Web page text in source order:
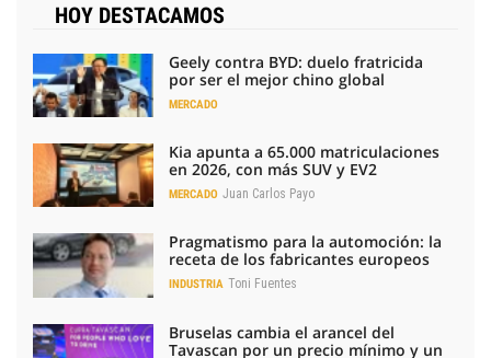
HOY DESTACAMOS
Geely contra BYD: duelo fratricida
por ser el mejor chino global
MERCADO
Kia apunta a 65.000 matriculaciones
en 2026, con más SUV y EV2
MERCADO Juan Carlos Payo
Pragmatismo para la automoción: la
receta de los fabricantes europeos
INDUSTRIA Toni Fuentes
Bruselas cambia el arancel del
Tavascan por un precio mínimo y un